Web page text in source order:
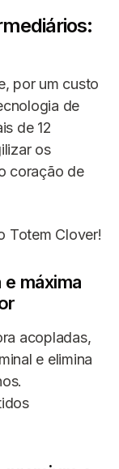
por um custo
de
de 12
os
coração de
Totem Clover!
máxima
acopladas,
e elimina